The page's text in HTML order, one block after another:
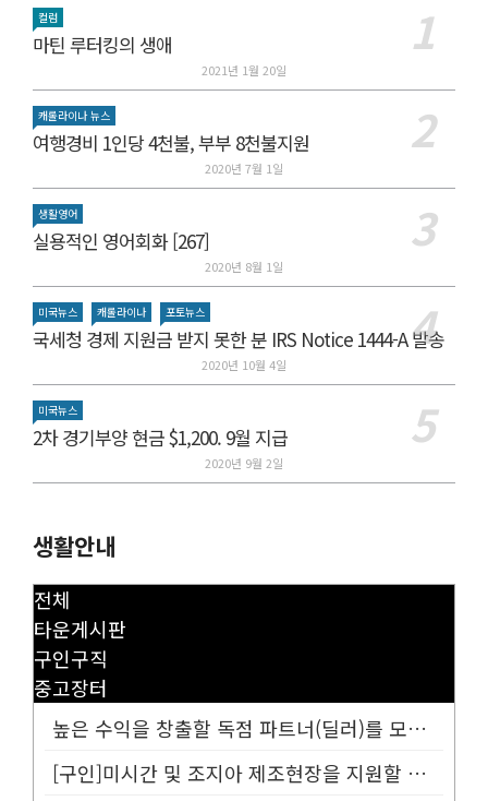
컬럼
마틴 루터킹의 생애
2021년 1월 20일
캐롤라이나 뉴스
여행경비 1인당 4천불, 부부 8천불지원
2020년 7월 1일
생활영어
실용적인 영어회화 [267]
2020년 8월 1일
미국뉴스 캐롤라이나 포토뉴스
국세청 경제 지원금 받지 못한 분 IRS Notice 1444-A 발송
2020년 10월 4일
미국뉴스
2차 경기부양 현금 $1,200. 9월 지급
2020년 9월 2일
생활안내
전체
타운게시판
구인구직
중고장터
높은 수익을 창출할 독점 파트너(딜러)를 모십니다.
[구인]미시간 및 조지아 제조현장을 지원할 Customer Service...